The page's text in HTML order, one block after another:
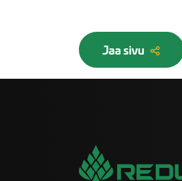
Jaa sivu